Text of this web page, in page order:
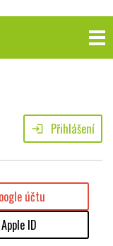
login Přihlášení
účtu
ID